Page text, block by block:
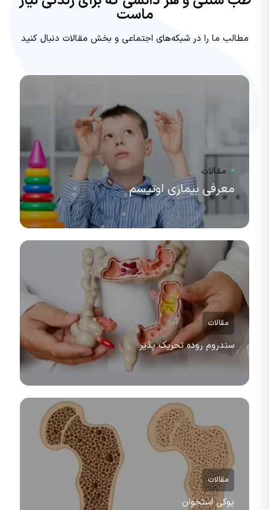
ماست
مطالب ما را در شبکه‌های اجتماعی و بخش مقالات دنبال کنید
مقالات
معرفی بیماری اوتیسم
مقالات
سندروم روده تحریک پذیر
مقالات
پوکی استخوان